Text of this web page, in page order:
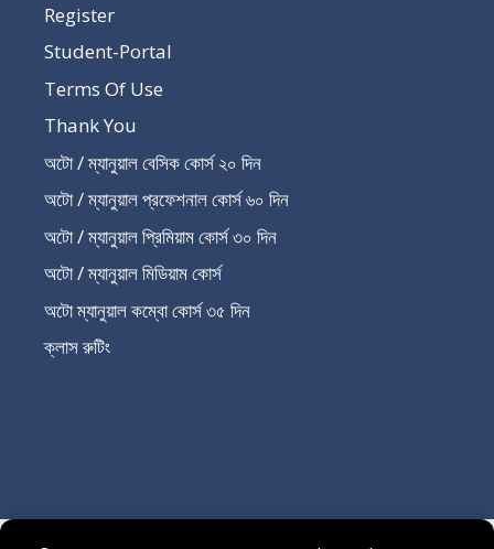
Register
Student-Portal
Terms Of Use
Thank You
অটো / ম্যানুয়াল বেসিক কোর্স ২০ দিন
অটো / ম্যানুয়াল প্রফেশনাল কোর্স ৬০ দিন
অটো / ম্যানুয়াল প্রিমিয়াম কোর্স ৩০ দিন
অটো / ম্যানুয়াল মিডিয়াম কোর্স
অটো ম্যানুয়াল কম্বো কোর্স ৩৫ দিন
ক্লাস রুটিং